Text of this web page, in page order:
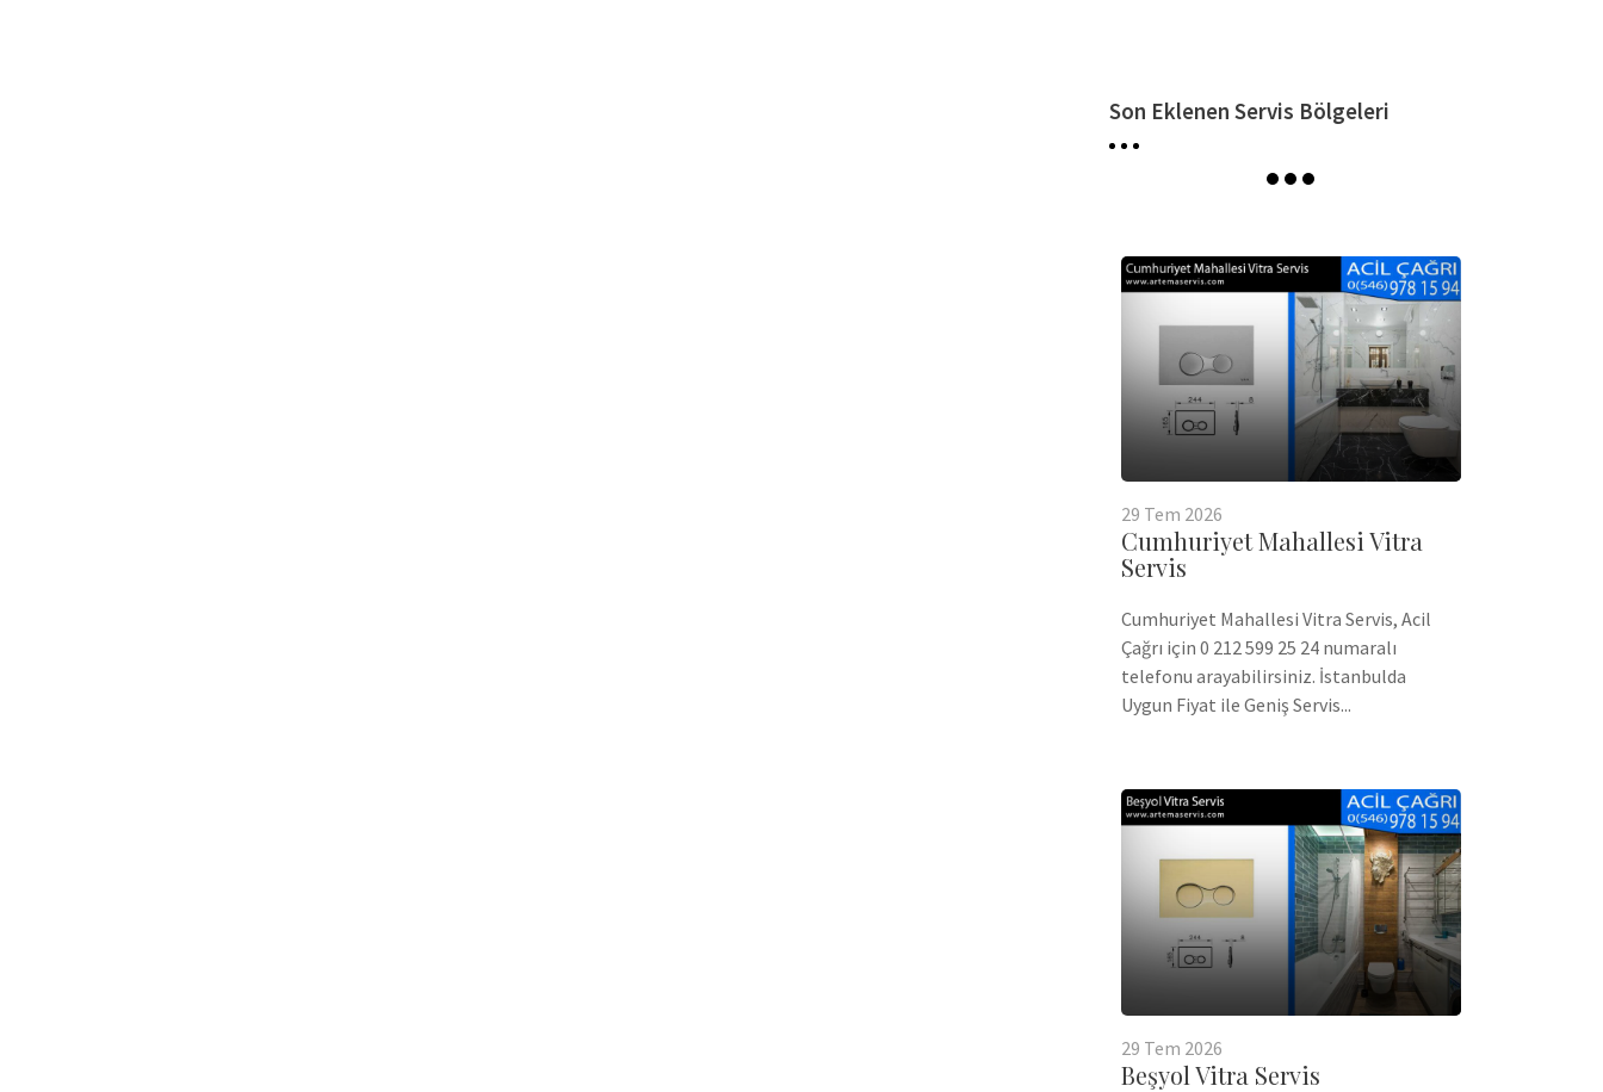
Son Eklenen Servis Bölgeleri
29 Tem 2026
Cumhuriyet Mahallesi Vitra
Servis
Cumhuriyet Mahallesi Vitra Servis, Acil
Çağrı için 0 212 599 25 24 numaralı
telefonu arayabilirsiniz. İstanbulda
Uygun Fiyat ile Geniş Servis...
29 Tem 2026
Beşyol Vitra Servis